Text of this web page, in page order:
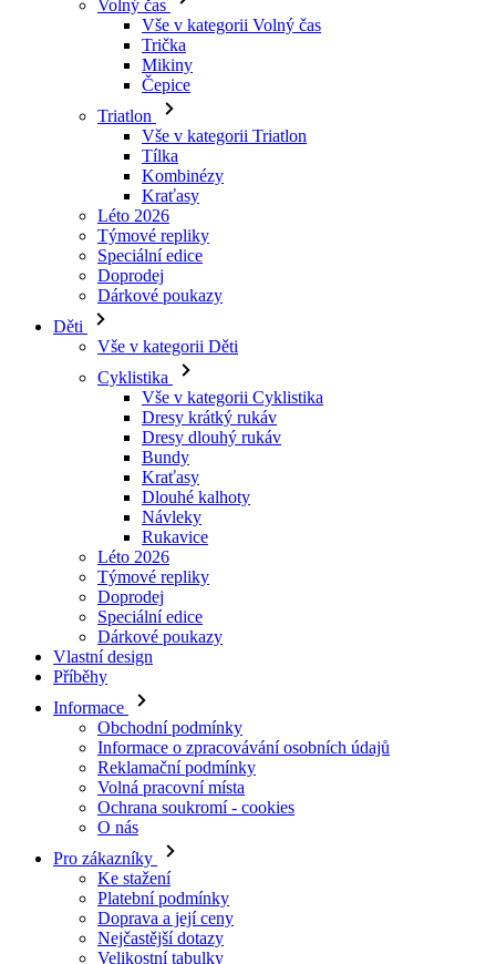
Triatlon
Vše v kategorii Triatlon
Tílka
Kombinézy
Kraťasy
Léto 2026
Týmové repliky
Speciální edice
Doprodej
Dárkové poukazy
Děti
Vše v kategorii Děti
Cyklistika
Vše v kategorii Cyklistika
Dresy dlouhý rukáv
Bundy
Kraťasy
Dlouhé kalhoty
Návleky
Rukavice
Léto 2026
Týmové repliky
Doprodej
Speciální edice
Dárkové poukazy
Vlastní design
Příběhy
Informace
Obchodní podmínky
Informace o zpracovávání osobních údajů
Reklamační podmínky
Volná pracovní místa
Ochrana soukromí - cookies
O nás
Pro zákazníky
Ke stažení
Platební podmínky
Doprava a její ceny
Nejčastější dotazy
Velikostní tabulky
Kontakty
Vrácení zboží
Přihlásit se